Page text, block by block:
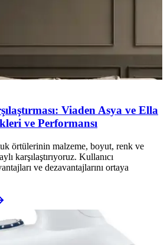
Viaden Asya ve Ella
ve Performansı
örtülerinin malzeme, boyut, renk ve
karşılaştırıyoruz. Kullanıcı
ve dezavantajlarını ortaya